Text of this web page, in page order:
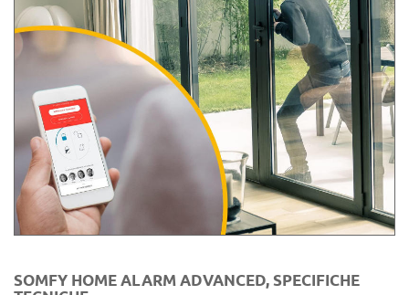
SOMFY HOME ALARM ADVANCED, SPECIFICHE